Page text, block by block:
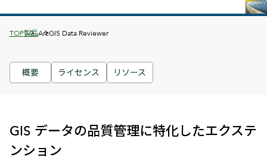
概要 ライセンス リソース
Breadcrumbs
TOP製品ArcGIS Data Reviewer
GIS データの品質管理に特化したエクステ
ンション